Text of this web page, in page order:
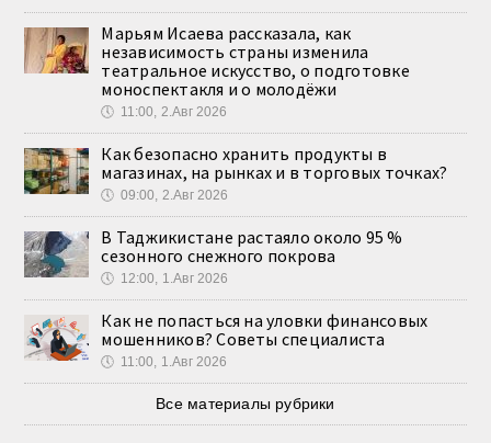
Марьям Исаева рассказала, как
независимость страны изменила
театральное искусство, о подготовке
моноспектакля и о молодёжи
🕔 11:00, 2.Авг 2026
Как безопасно хранить продукты в
магазинах, на рынках и в торговых точках?
🕔 09:00, 2.Авг 2026
В Таджикистане растаяло около 95 %
сезонного снежного покрова
🕔 12:00, 1.Авг 2026
Как не попасться на уловки финансовых
мошенников? Советы специалиста
🕔 11:00, 1.Авг 2026
Все материалы рубрики